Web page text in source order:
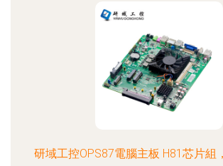
研域工控OPS87電腦主板 H81芯片組